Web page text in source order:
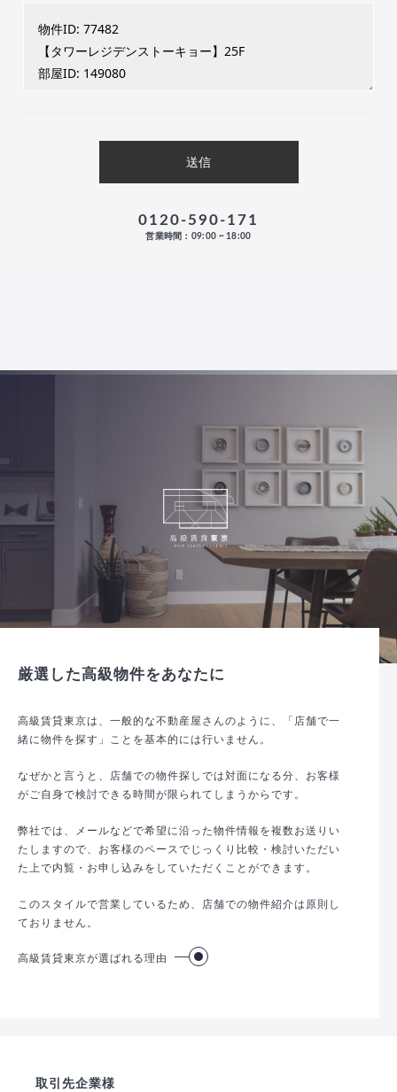
0120-590-171
営業時間：09:00 ~ 18:00
厳選した高級物件をあなたに
高級賃貸東京は、一般的な不動産屋さんのように、「店舗で一
緒に物件を探す」ことを基本的には行いません。
なぜかと言うと、店舗での物件探しでは対面になる分、お客様
がご自身で検討できる時間が限られてしまうからです。
弊社では、メールなどで希望に沿った物件情報を複数お送りい
たしますので、お客様のペースでじっくり比較・検討いただい
た上で内覧・お申し込みをしていただくことができます。
このスタイルで営業しているため、店舗での物件紹介は原則し
ておりません。
高級賃貸東京が選ばれる理由
取引先企業様